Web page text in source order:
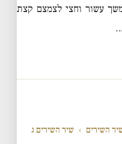
עשור וחצי לצמצם קצת
השירים › שיר השירים ג